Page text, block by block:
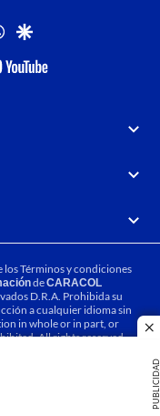
PUBLICIDAD
whatsapp
google
youtube-
losTérminos y condiciones
deCARACOL
D.R.A. Prohibida su
a cualquier idioma sin
in whole or in part, or
All rights reserved